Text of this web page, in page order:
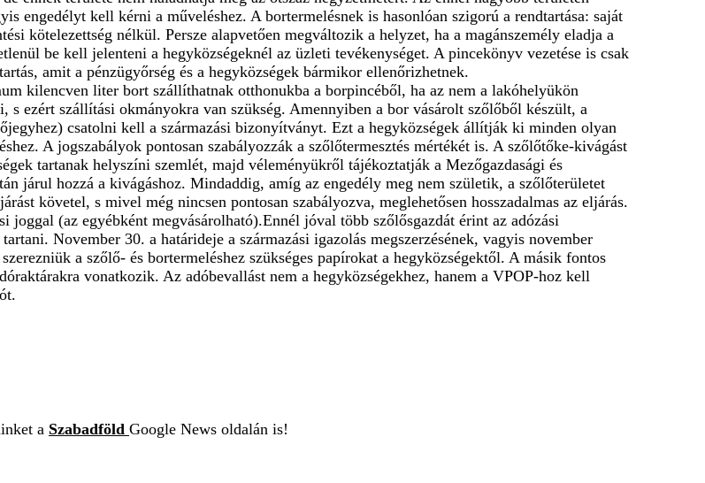
engedélyt kell kérni a műveléshez. A bortermelésnek is hasonlóan szigorú a rendtartása: saját
kötelezettség nélkül. Persze alapvetően megváltozik a helyzet, ha a magánszemély eladja a
be kell jelenteni a hegyközségeknél az üzleti tevékenységet. A pincekönyv vezetése is csak
amit a pénzügyőrség és a hegyközségek bármikor ellenőrizhetnek.
kilencven liter bort szállíthatnak otthonukba a borpincéből, ha az nem a lakóhelyükön
ezért szállítási okmányokra van szükség. Amennyiben a bor vásárolt szőlőből készült, a
csatolni kell a származási bizonyítványt. Ezt a hegyközségek állítják ki minden olyan
A jogszabályok pontosan szabályozzák a szőlőtermesztés mértékét is. A szőlőtőke-kivágást
tartanak helyszíni szemlét, majd véleményükről tájékoztatják a Mezőgazdasági és
járul hozzá a kivágáshoz. Mindaddig, amíg az engedély meg nem születik, a szőlőterületet
követel, s mivel még nincsen pontosan szabályozva, meglehetősen hosszadalmas az eljárás.
(az egyébként megvásárolható).Ennél jóval több szőlősgazdát érint az adózási
November 30. a határideje a származási igazolás megszerzésének, vagyis november
a szőlő- és bortermeléshez szükséges papírokat a hegyközségektől. A másik fontos
vonatkozik. Az adóbevallást nem a hegyközségekhez, hanem a VPOP-hoz kell
a Szabadföld Google News oldalán is!